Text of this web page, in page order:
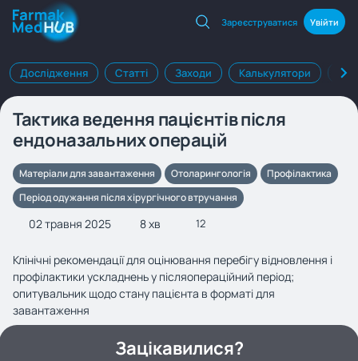
Зареєструватися Увійти
Дослідження Статті Заходи Калькулятори
Тактика ведення пацієнтів після
ендоназальних операцій
Матеріали для завантаження Отоларингологія
Профілактика
Період одужання після хірургічного втручання
02 травня 2025 8 хв 12
Клінічні рекомендації для оцінювання перебігу відновлення і
профілактики ускладнень у післяопераційний період;
опитувальник щодо стану пацієнта в форматі для
завантаження
Зацікавилися?